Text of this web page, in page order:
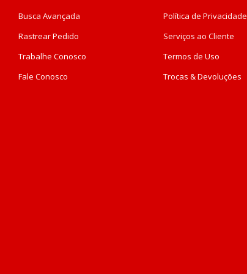
Busca Avançada
Rastrear Pedido
Trabalhe Conosco
Fale Conosco
Política de Privacidade
Serviços ao Cliente
Termos de Uso
Trocas & Devoluções